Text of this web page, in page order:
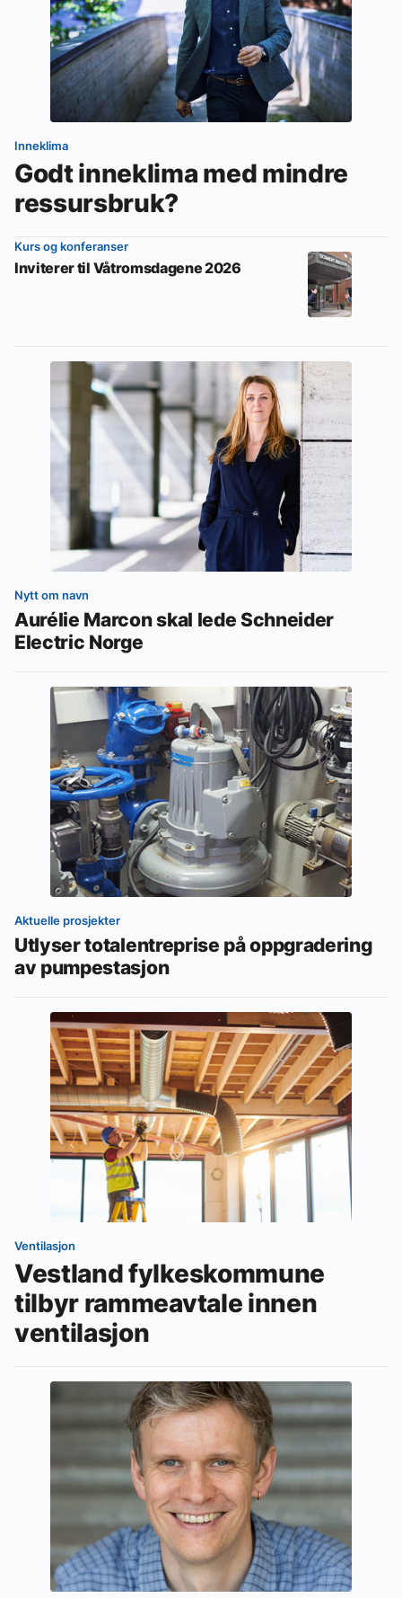
Inneklima
Godt inneklima med mindre
ressursbruk?
Kurs og konferanser
Inviterer til Våtromsdagene 2026
Nytt om navn
Aurélie Marcon skal lede Schneider
Electric Norge
Aktuelle prosjekter
Utlyser totalentreprise på oppgradering
av pumpestasjon
Ventilasjon
Vestland fylkeskommune
tilbyr rammeavtale innen
ventilasjon